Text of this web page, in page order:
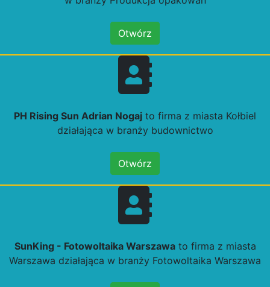
Otwórz
PH Rising Sun Adrian Nogaj to firma z miasta Kołbiel
działająca w branży budownictwo
Otwórz
SunKing - Fotowoltaika Warszawato firma z miasta
Warszawa działająca w branży Fotowoltaika Warszawa